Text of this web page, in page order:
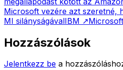
Microsoft vezére azt szeretné,
MI silányságávalIBM ↗Microsoft
Hozzászólások
Jelentkezz be a